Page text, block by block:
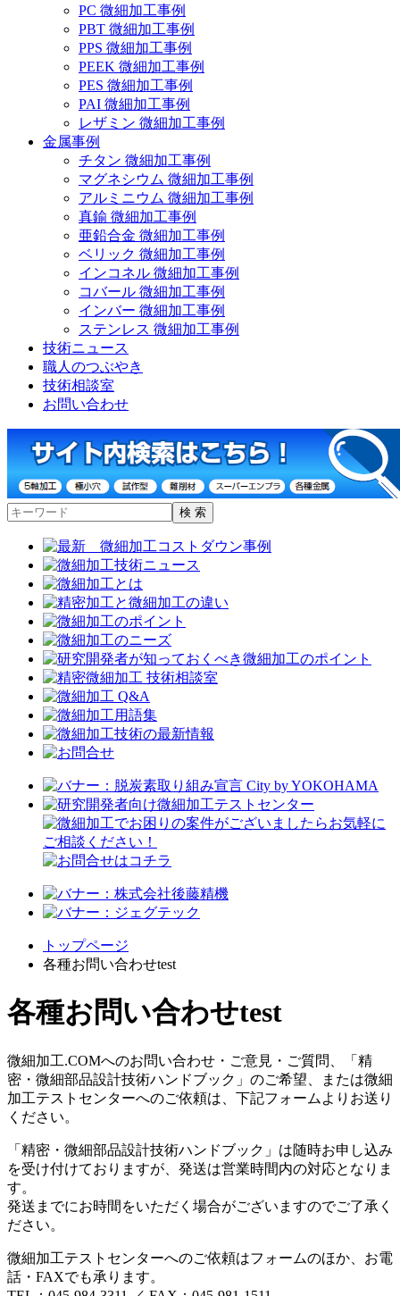
PC 微細加工事例
PBT 微細加工事例
PPS 微細加工事例
PEEK 微細加工事例
PES 微細加工事例
PAI 微細加工事例
レザミン 微細加工事例
金属事例
チタン 微細加工事例
マグネシウム 微細加工事例
アルミニウム 微細加工事例
真鍮 微細加工事例
亜鉛合金 微細加工事例
ベリック 微細加工事例
インコネル 微細加工事例
コバール 微細加工事例
インバー 微細加工事例
ステンレス 微細加工事例
技術ニュース
職人のつぶやき
技術相談室
お問い合わせ
トップページ
各種お問い合わせtest
各種お問い合わせtest
微細加工.COMへのお問い合わせ・ご意見・ご質問、「精
密・微細部品設計技術ハンドブック」のご希望、または微細
加工テストセンターへのご依頼は、下記フォームよりお送り
ください。
「精密・微細部品設計技術ハンドブック」は随時お申し込み
を受け付けておりますが、発送は営業時間内の対応となりま
す。
発送までにお時間をいただく場合がございますのでご了承く
ださい。
微細加工テストセンターへのご依頼はフォームのほか、お電
話・FAXでも承ります。